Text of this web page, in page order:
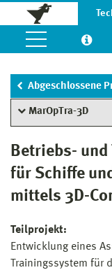
Abgeschlossene
MarOpTra-3D
Betriebs-
für Schiffe
mittels 3D-
Teilprojekt:
Entwicklung eines
Trainingssystem für